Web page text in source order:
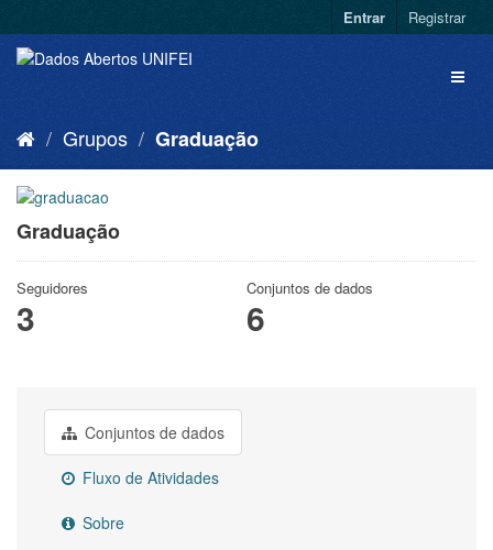
Entrar Registrar
Grupos Graduação
Graduação
Seguidores
3
Conjuntos de dados
6
Conjuntos de dados
Fluxo de Atividades
Sobre